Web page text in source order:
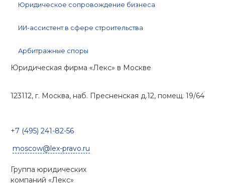
Юридическое сопровождение бизнеса
ИИ-ассистент в сфере строительства
Арбитражные споры
Юридическая фирма «Лекс» в Москве
123112, г. Москва, наб. Пресненская д.12, помещ. 19/64
+7 (495) 241-82-56
moscow@lex-pravo.ru
Группа юридических
компаний «Лекс»